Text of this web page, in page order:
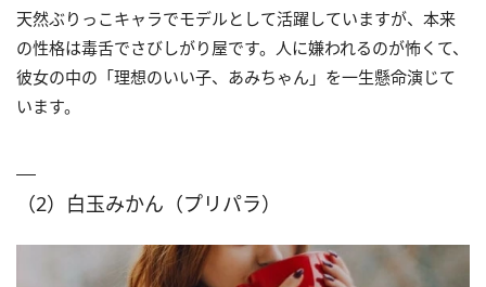
天然ぶりっこキャラでモデルとして活躍していますが、本来
の性格は毒舌でさびしがり屋です。人に嫌われるのが怖くて、
彼女の中の「理想のいい子、あみちゃん」を一生懸命演じて
います。
（2）白玉みかん（プリパラ）